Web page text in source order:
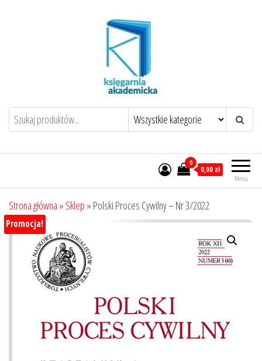
Menu
0
0,00 zł
Strona główna » Sklep » Polski Proces Cywilny – Nr 3/2022
Promocja!